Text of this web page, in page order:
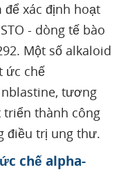
xác định hoạt
- dòng tế bào
Một số alkaloid
ức chế
tương
thành công
điều trị ung thư.
chế alpha-